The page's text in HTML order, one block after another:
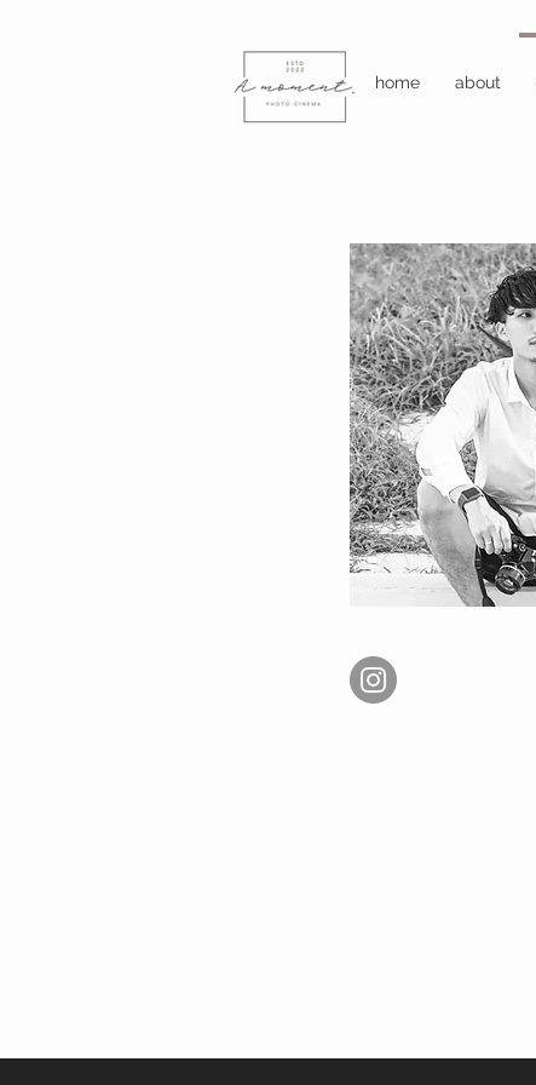
home about